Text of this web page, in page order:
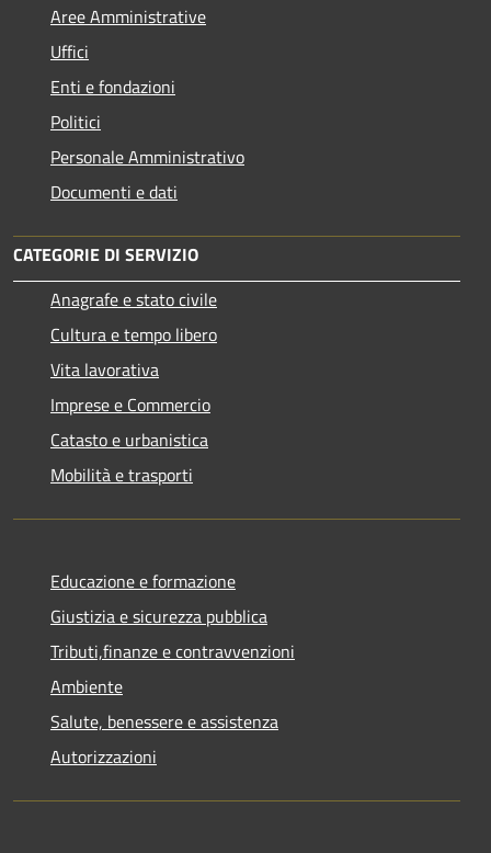
Aree Amministrative
Uffici
Enti e fondazioni
Politici
Personale Amministrativo
Documenti e dati
CATEGORIE DI SERVIZIO
Anagrafe e stato civile
Cultura e tempo libero
Vita lavorativa
Imprese e Commercio
Catasto e urbanistica
Mobilità e trasporti
Educazione e formazione
Giustizia e sicurezza pubblica
Tributi,finanze e contravvenzioni
Ambiente
Salute, benessere e assistenza
Autorizzazioni